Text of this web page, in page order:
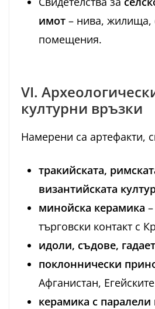
имот – нива, жилища,
помещения.
VI.
културни връзки
Намерени са артефакти,
тракийската,
византийската
минойска керамика
търговски контакт с
идоли, съдове,
поклоннически
Афганистан,
керамика с паралели